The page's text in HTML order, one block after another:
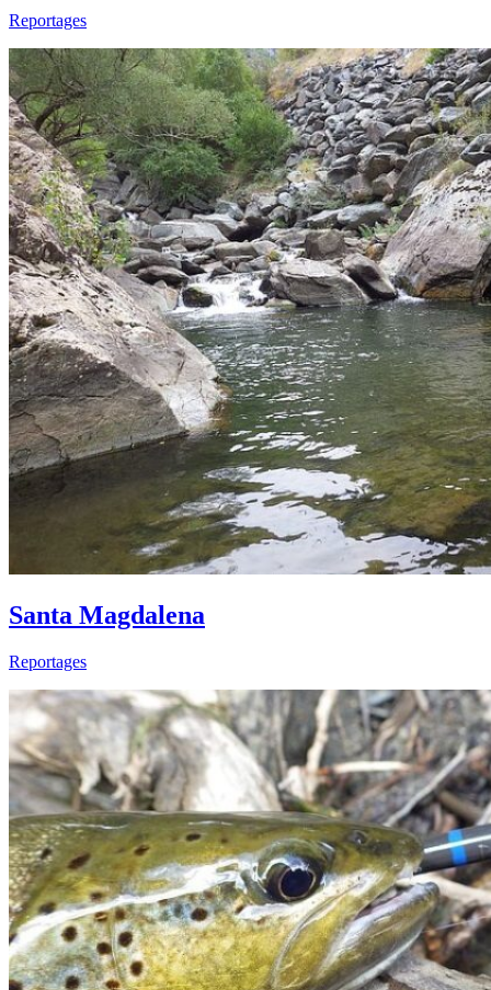
Reportages
Santa Magdalena
Reportages